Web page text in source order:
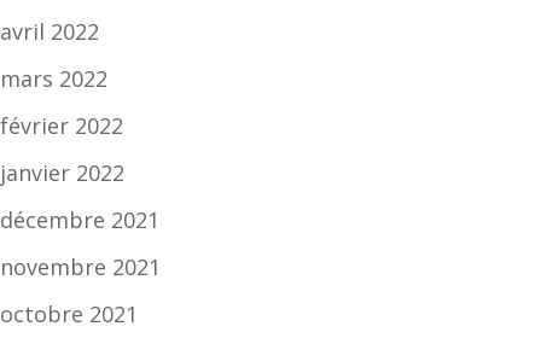
avril 2022
mars 2022
février 2022
janvier 2022
décembre 2021
novembre 2021
octobre 2021